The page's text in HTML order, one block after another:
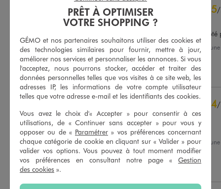
4.8/5
Basé sur 76 avis soumis à un
Voir tous les avis sur ce site
5 étoiles
64
3étoiles
1
2étoiles
0
1étoile 0
Trier les avis
5/
Avis vérifié et récompensé
Gilet très sympa avec ce
Avis du 28/05/2025
, suite à
07/05/2025 par Tristana D.
Utile(0) Signaler
4/
Avis vérifié et récompensé
Bien taille
Avis du 03/05/2025 , suite à
14/04/2025 par Cecile L.
Utile
PRÊT À OPTIMISER
VOTRE SHOPPING ?
GÉMO et nos partenaires souhaitons utiliser des cookies et
des technologies similaires pour fournir, mettre à jour,
améliorer nos services et personnaliser les annonces. Si vous
l'acceptez, nous pourrons stocker, accéder et traiter des
données personnelles telles que vos visites à ce site web, les
adresses IP, les informations de votre compte utilisateur
telles que votre adresse e-mail et les identifiants des cookies.
Vous avez le choix d'« Accepter » pour consentir à ces
utilisations, de « Continuer sans accepter » pour vous y
opposer ou de « Paramétrer » vos préférences concernant
chaque catégorie de cookie en cliquant sur « Valider » pour
valider vos options. Vous pouvez à tout moment modifier
vos préférences en consultant notre page « Gestion
des cookies ».